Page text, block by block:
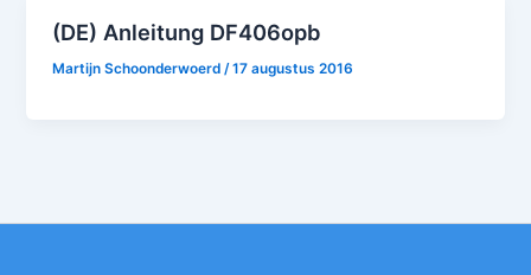
(DE) Anleitung DF406opb
Martijn Schoonderwoerd/17 augustus 2016